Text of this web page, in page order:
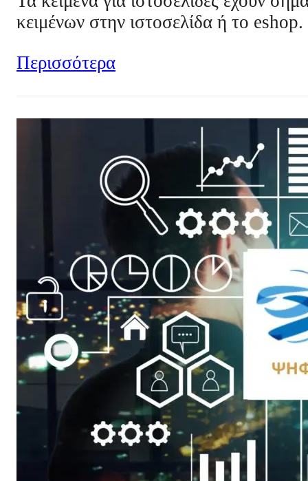
κειμένων στην ιστοσελίδα ή το eshop.
Περισσότερα